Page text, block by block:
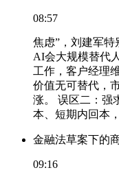
08:57
焦虑”，刘建军特
AI会大规模替代
工作，客户经理
价值无可替代，
涨。 误区二：强
本、短期内回本
金融法草案下的
09:16